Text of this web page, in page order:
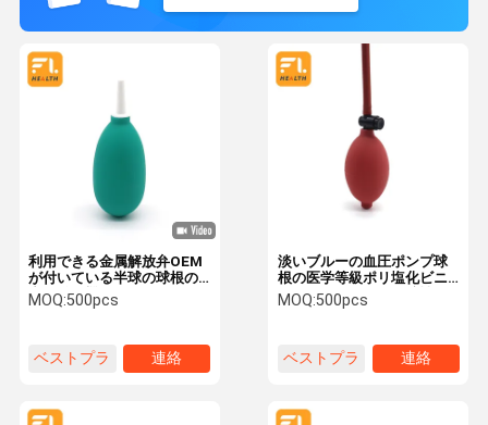
淡いブルーの血圧ポンプ球
根の医学等級ポリ塩化ビニ
ールの明確でよい伸縮性
MOQ:500pcs
ベストプラ
連絡
利用できる金属解放弁OEM
が付いている半球の球根の
空気送風機
MOQ:500pcs
ベストプラ
連絡